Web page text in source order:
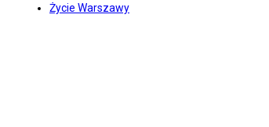
Życie Warszawy